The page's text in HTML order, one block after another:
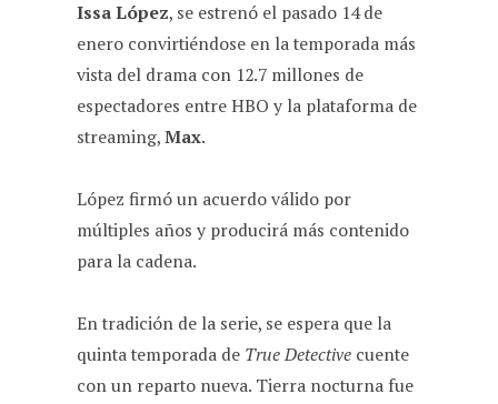
Issa López, se estrenó el pasado 14 de
enero convirtiéndose en la temporada más
vista del drama con 12.7 millones de
espectadores entre HBO y la plataforma de
streaming,Max.
López firmó un acuerdo válido por
múltiples años y producirá más contenido
para la cadena.
En tradición de la serie, se espera que la
quinta temporada de True Detective cuente
con un reparto nueva. Tierra nocturna fue